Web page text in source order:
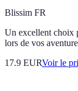
Blissim FR
Un excellent choix
lors de vos
17.9 EURVoir le